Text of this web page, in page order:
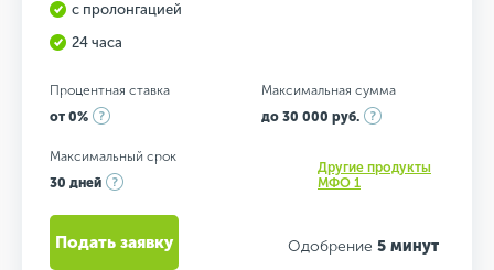
с пролонгацией
24 часа
Процентная ставка
от 0%
Максимальная сумма
до 30 000 руб.
Максимальный срок
30 дней
Другие продукты
МФО 1
Одобрение 5 минут
Подать заявку